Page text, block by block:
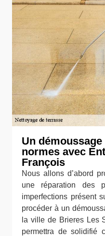
Un
normes avec
François
Nous allons d’abord
une réparation des
imperfections présent
procéder à un
la ville de Brieres Les
permettra de solidifié